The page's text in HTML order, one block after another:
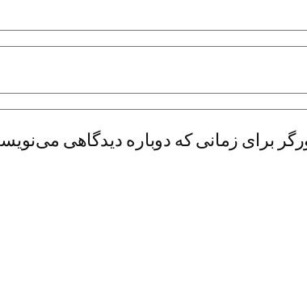
برای زمانی که دوباره دیدگاهی